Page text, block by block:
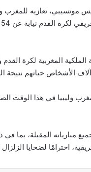
موتسيبي، تعازيه للمغرب
المغربية لكرة
الأشخاص حياتهم نتيجة
وليبيا في هذا الوقت
المقبلة، بما في
احترامًا لضحايا